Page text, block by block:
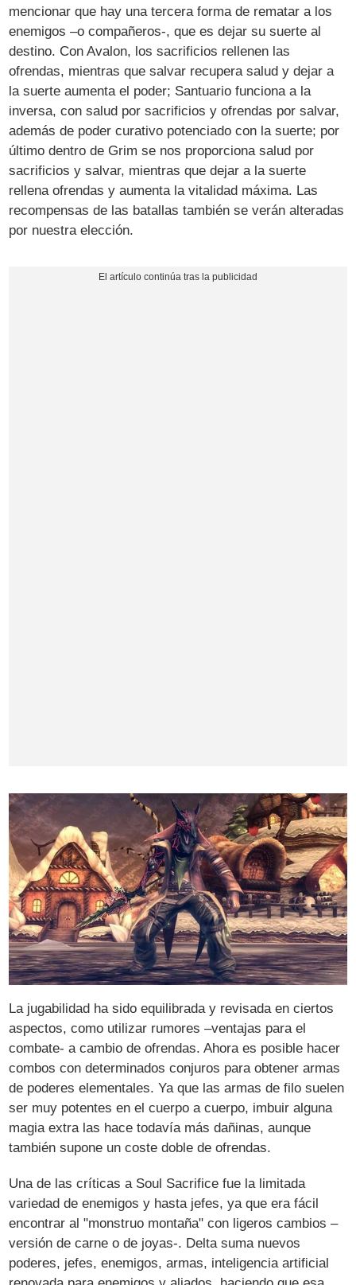
mencionar que hay una tercera forma de rematar a los
enemigos –o compañeros-, que es dejar su suerte al
destino. Con Avalon, los sacrificios rellenen las
ofrendas, mientras que salvar recupera salud y dejar a
la suerte aumenta el poder; Santuario funciona a la
inversa, con salud por sacrificios y ofrendas por salvar,
además de poder curativo potenciado con la suerte; por
último dentro de Grim se nos proporciona salud por
sacrificios y salvar, mientras que dejar a la suerte
rellena ofrendas y aumenta la vitalidad máxima. Las
recompensas de las batallas también se verán alteradas
por nuestra elección.
La jugabilidad ha sido equilibrada y revisada en ciertos
aspectos, como utilizar rumores –ventajas para el
combate- a cambio de ofrendas. Ahora es posible hacer
combos con determinados conjuros para obtener armas
de poderes elementales. Ya que las armas de filo suelen
ser muy potentes en el cuerpo a cuerpo, imbuir alguna
magia extra las hace todavía más dañinas, aunque
también supone un coste doble de ofrendas.
Una de las críticas a Soul Sacrifice fue la limitada
variedad de enemigos y hasta jefes, ya que era fácil
encontrar al "monstruo montaña" con ligeros cambios –
versión de carne o de joyas-. Delta suma nuevos
poderes, jefes, enemigos, armas, inteligencia artificial